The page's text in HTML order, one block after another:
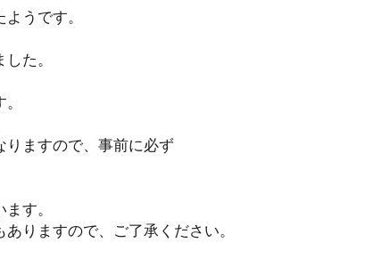
うです。
た。
りますので、事前に必ず
す。
りますので、ご了承ください。